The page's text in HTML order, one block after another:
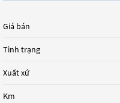
Giá bán
Tình trạng
Xuất xứ
Km